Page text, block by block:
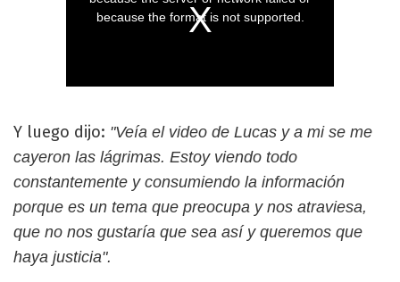
Y luego dijo: "Veía el video de Lucas y a mi se me
cayeron las lágrimas. Estoy viendo todo
constantemente y consumiendo la información
porque es un tema que preocupa y nos atraviesa,
que no nos gustaría que sea así y queremos que
haya justicia".